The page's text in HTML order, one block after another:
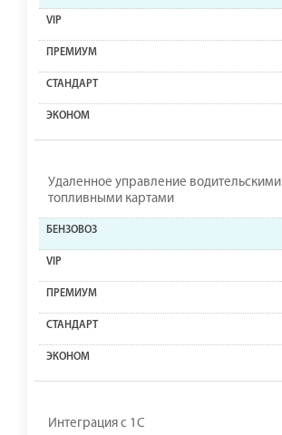
Удаленное управление водительскими
топливными картами
Интеграция с 1С